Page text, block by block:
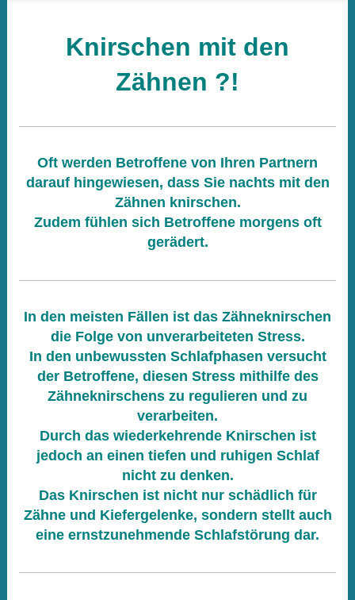
Knirschen mit den
Zähnen ?!
Oft werden Betroffene von Ihren Partnern
darauf hingewiesen, dass Sie nachts mit den
Zähnen knirschen.
Zudem fühlen sich Betroffene morgens oft
gerädert.
In den meisten Fällen ist das Zähneknirschen
die Folge von unverarbeiteten Stress.
In den unbewussten Schlafphasen versucht
der Betroffene, diesen Stress mithilfe des
Zähneknirschens zu regulieren und zu
verarbeiten.
Durch das wiederkehrende Knirschen ist
jedoch an einen tiefen und ruhigen Schlaf
nicht zu denken.
Das Knirschen ist nicht nur schädlich für
Zähne und Kiefergelenke, sondern stellt auch
eine ernstzunehmende Schlafstörung dar.